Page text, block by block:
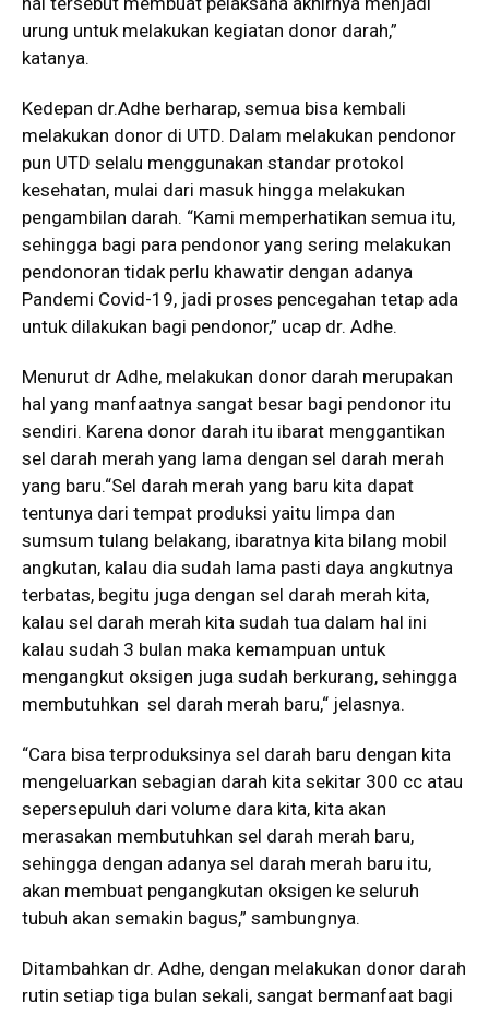
urung untuk melakukan kegiatan donor darah,”
katanya.
Kedepan dr.Adhe berharap, semua bisa kembali
melakukan donor di UTD. Dalam melakukan pendonor
pun UTD selalu menggunakan standar protokol
kesehatan, mulai dari masuk hingga melakukan
pengambilan darah. “Kami memperhatikan semua itu,
sehingga bagi para pendonor yang sering melakukan
pendonoran tidak perlu khawatir dengan adanya
Pandemi Covid-19, jadi proses pencegahan tetap ada
untuk dilakukan bagi pendonor,” ucap dr. Adhe.
Menurut dr Adhe, melakukan donor darah merupakan
hal yang manfaatnya sangat besar bagi pendonor itu
sendiri. Karena donor darah itu ibarat menggantikan
sel darah merah yang lama dengan sel darah merah
yang baru.“Sel darah merah yang baru kita dapat
tentunya dari tempat produksi yaitu limpa dan
sumsum tulang belakang, ibaratnya kita bilang mobil
angkutan, kalau dia sudah lama pasti daya angkutnya
terbatas, begitu juga dengan sel darah merah kita,
kalau sel darah merah kita sudah tua dalam hal ini
kalau sudah 3 bulan maka kemampuan untuk
mengangkut oksigen juga sudah berkurang, sehingga
membutuhkan sel darah merah baru,“ jelasnya.
“Cara bisa terproduksinya sel darah baru dengan kita
mengeluarkan sebagian darah kita sekitar 300 cc atau
sepersepuluh dari volume dara kita, kita akan
merasakan membutuhkan sel darah merah baru,
sehingga dengan adanya sel darah merah baru itu,
akan membuat pengangkutan oksigen ke seluruh
tubuh akan semakin bagus,” sambungnya.
Ditambahkan dr. Adhe, dengan melakukan donor darah
rutin setiap tiga bulan sekali, sangat bermanfaat bagi